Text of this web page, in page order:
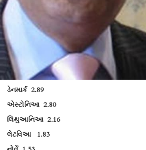
ડેનમાર્ક2.89
એસ્ટોનિઆ2.80
લિથુઆનિઆ2.16
લેટવિઆ 1.83